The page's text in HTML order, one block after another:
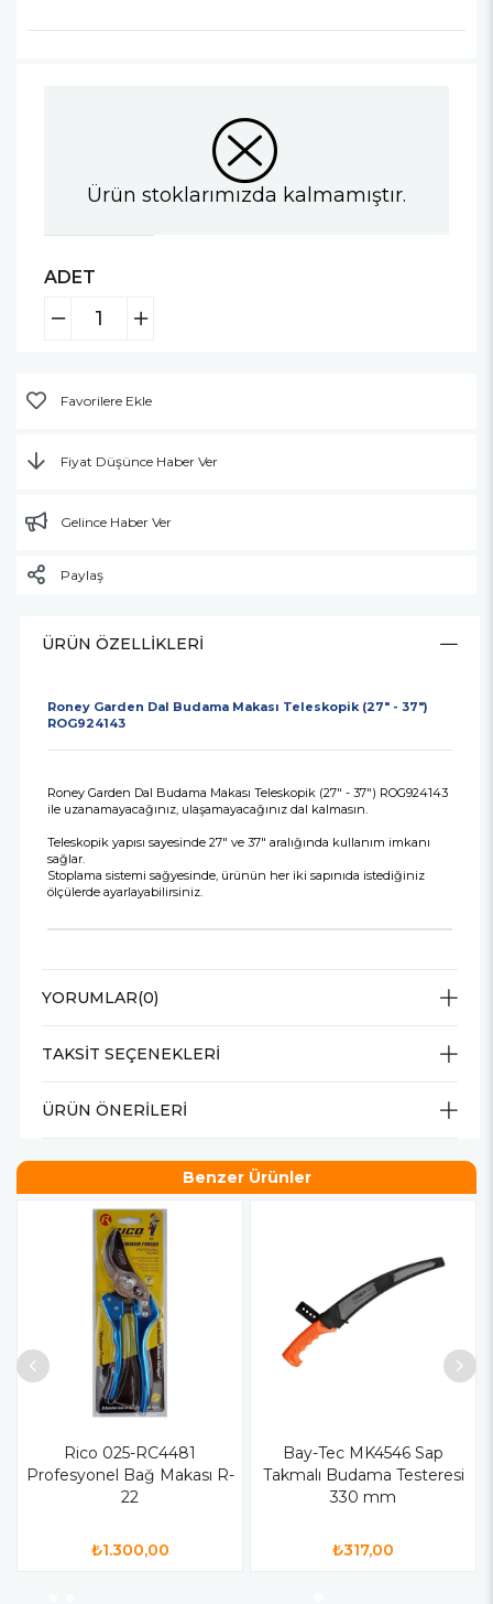
Ürün stoklarımızda kalmamıştır.
ADET
Favorilere Ekle
Fiyat Düşünce Haber Ver
Gelince Haber Ver
Paylaş
ÜRÜN ÖZELLIKLERI
Roney Garden Dal Budama Makası Teleskopik (27" - 37")
ROG924143
Roney Garden Dal Budama Makası Teleskopik (27" - 37") ROG924143
ile uzanamayacağınız, ulaşamayacağınız dal kalmasın.
Teleskopik yapısı sayesinde 27" ve 37" aralığında kullanım imkanı
sağlar.
Stoplama sistemi sağyesinde, ürünün her iki sapınıda istediğiniz
ölçülerde ayarlayabilirsiniz.
YORUMLAR(0)
TAKSIT SEÇENEKLERI
ÜRÜN ÖNERILERI
Benzer Ürünler
Rico 025-RC4481
Profesyonel Bağ Makası R-
22
₺1.300,00
Bay-Tec MK4546 Sap
Takmalı Budama Testeresi
330 mm
₺317,00